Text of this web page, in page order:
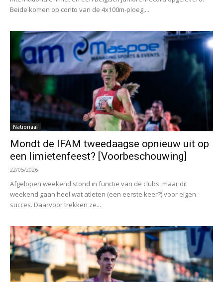
Beide komen op conto van de 4x100m-ploeg,...
Nationaal
Mondt de IFAM tweedaagse opnieuw uit op
een limietenfeest? [Voorbeschouwing]
22/05/2026
Afgelopen weekend stond in functie van de clubs, maar dit
weekend gaan heel wat atleten (een eerste keer?) voor eigen
succes. Daarvoor trekken ze...